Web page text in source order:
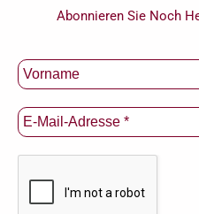
Abonnieren Sie Noch